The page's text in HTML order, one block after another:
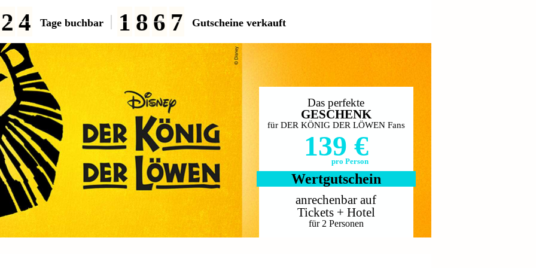
2 4 Tage buchbar 1 8 6 7 Gutscheine verkauft
Das perfekte
GESCHENK
für DER KÖNIG DER LÖWEN Fans
139 €
pro Person
Wertgutschein
anrechenbar auf
Tickets + Hotel
für 2 Personen